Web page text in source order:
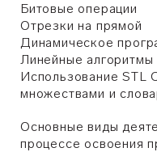
Битовые операции
Отрезки на прямой
Динамическое
Линейные алгоритмы
Использование STL
множествами и
Основные виды
процессе освоения